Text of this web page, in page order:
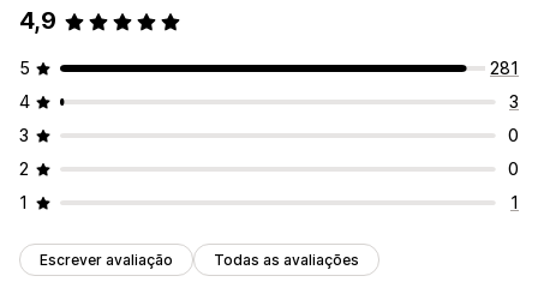
4,9
5
281
4
3
3
0
2
0
1
1
Escrever avaliação Todas as avaliações